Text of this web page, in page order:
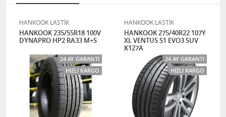
HANKOOK LASTİK
HANKOOK 235/55R18 100V
DYNAPRO HP2 RA33 M+S
24 AY GARANTI
HIZLI KARGO
HANKOOK LASTİK
HANKOOK 275/40R22 107Y
XL VENTUS S1 EVO3 SUV
K127A
24 AY GARANTI
HIZLI KARGO